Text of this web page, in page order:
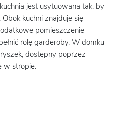
jest usytuowana tak, by
Obok kuchni znajduje się
pomieszczenie
rolę garderoby. W domku
dostępny poprzez
w stropie.